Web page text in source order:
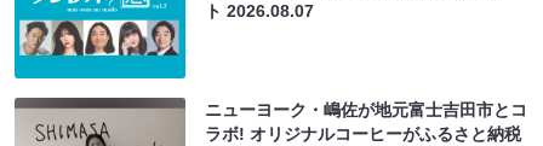
ト2026.08.07
ニューヨーク・嶋佐が地元富士吉田市とコ
ラボ! オリジナルコーヒーがふるさと納税